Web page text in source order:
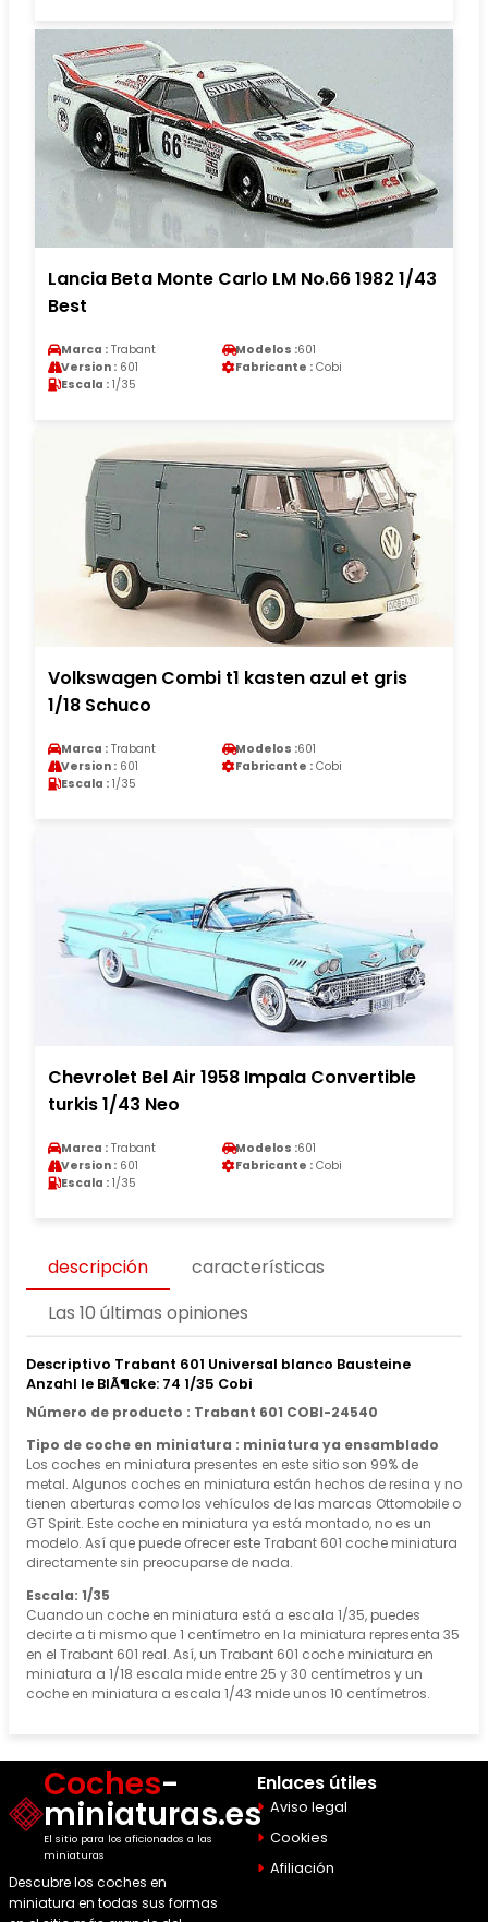
Lancia Beta Monte Carlo LM No.66 1982 1/43
Best
Marca : Trabant Modelos :601
Version : 601 Fabricante : Cobi
Escala : 1/35
Volkswagen Combi t1 kasten azul et gris
1/18 Schuco
Marca : Trabant Modelos :601
Version : 601 Fabricante : Cobi
Escala : 1/35
Chevrolet Bel Air 1958 Impala Convertible
turkis 1/43 Neo
Marca : Trabant Modelos :601
Version : 601 Fabricante : Cobi
Escala : 1/35
descripción
características
Las 10 últimas opiniones
Descriptivo Trabant 601 Universal blanco Bausteine
Anzahl le BlÃ¶cke: 74 1/35 Cobi
Número de producto : Trabant 601 COBI-24540
Tipo de coche en miniatura : miniatura ya ensamblado
Los coches en miniatura presentes en este sitio son 99% de
metal. Algunos coches en miniatura están hechos de resina y no
tienen aberturas como los vehículos de las marcas Ottomobile o
GT Spirit. Este coche en miniatura ya está montado, no es un
modelo. Así que puede ofrecer este Trabant 601 coche miniatura
directamente sin preocuparse de nada.
Escala: 1/35
Cuando un coche en miniatura está a escala 1/35, puedes
decirte a ti mismo que 1 centímetro en la miniatura representa 35
en el Trabant 601 real. Así, un Trabant 601 coche miniatura en
miniatura a 1/18 escala mide entre 25 y 30 centímetros y un
coche en miniatura a escala 1/43 mide unos 10 centímetros.
Coches-
miniaturas.es
El sitio para los aficionados a las
miniaturas
Descubre los coches en
miniatura en todas sus formas
Enlaces útiles
Aviso legal
Cookies
Afiliación